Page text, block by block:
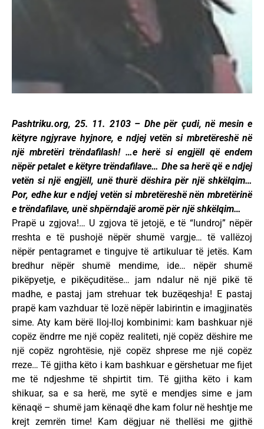
Pashtriku.org, 25. 11. 2103 – Dhe për çudi, në mesin e
këtyre ngjyrave hyjnore, e ndjej vetën si mbretëreshë në
një mbretëri trëndafilash! …e herë si engjëll që endem
nëpër petalet e këtyre trëndafilave… Dhe sa herë që e ndjej
vetën si një engjëll, unë thurë dëshira për një shkëlqim…
Por, edhe kur e ndjej vetën si mbretëreshë nën mbretërinë
e trëndafilave, unë shpërndajë aromë për një shkëlqim…
Prapë u zgjova!… U zgjova të jetojë, e të “lundroj” nëpër
rreshta e të pushojë nëpër shumë vargje… të vallëzoj
nëpër pentagramet e tingujve të artikuluar të jetës. Kam
bredhur nëpër shumë mendime, ide… nëpër shumë
pikëpyetje, e pikëçuditëse… jam ndalur në një pikë të
madhe, e pastaj jam strehuar tek buzëqeshja! E pastaj
prapë kam vazhduar të lozë nëpër labirintin e imagjinatës
sime. Aty kam bërë lloj-lloj kombinimi: kam bashkuar një
copëz ëndrre me një copëz realiteti, një copëz dëshire me
një copëz ngrohtësie, një copëz shprese me një copëz
rreze… Të gjitha këto i kam bashkuar e gërshetuar me fijet
me të ndjeshme të shpirtit tim. Të gjitha këto i kam
shikuar, sa e sa herë, me sytë e mendjes sime e jam
kënaqë – shumë jam kënaqë dhe kam folur në heshtje me
krejt zemrën time! Kam dëgjuar në thellësi me gjithë